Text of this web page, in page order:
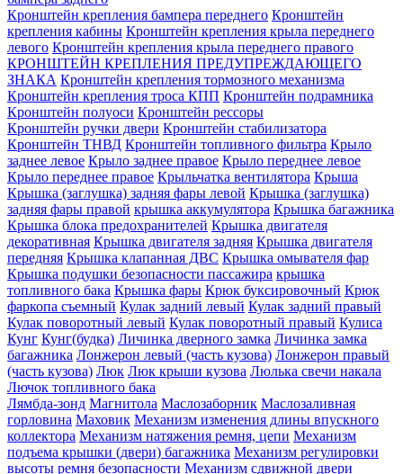
Кронштейн крепления бампера переднего Кронштейн
крепления кабины Кронштейн крепления крыла переднего
левого Кронштейн крепления крыла переднего правого
КРОНШТЕЙН КРЕПЛЕНИЯ ПРЕДУПРЕЖДАЮЩЕГО
ЗНАКА Кронштейн крепления тормозного механизма
Кронштейн крепления троса КПП Кронштейн подрамника
Кронштейн полуоси Кронштейн рессоры
Кронштейн ручки двери Кронштейн стабилизатора
Кронштейн ТНВД Кронштейн топливного фильтра Крыло
заднее левое Крыло заднее правое Крыло переднее левое
Крыло переднее правое Крыльчатка вентилятора Крыша
Крышка (заглушка) задняя фары левой Крышка (заглушка)
задняя фары правой крышка аккумулятора Крышка багажника
Крышка блока предохранителей Крышка двигателя
декоративная Крышка двигателя задняя Крышка двигателя
передняя Крышка клапанная ДВС Крышка омывателя фар
Крышка подушки безопасности пассажира крышка
топливного бака Крышка фары Крюк буксировочный Крюк
фаркопа съемный Кулак задний левый Кулак задний правый
Кулак поворотный левый Кулак поворотный правый Кулиса
Кунг Кунг(будка) Личинка дверного замка Личинка замка
багажника Лонжерон левый (часть кузова) Лонжерон правый
(часть кузова) Люк Люк крыши кузова Люлька свечи накала
Лючок топливного бака
Лямбда-зонд Магнитола Маслозаборник Маслозаливная
горловина Маховик Механизм изменения длины впускного
коллектора Механизм натяжения ремня, цепи Механизм
подъема крышки (двери) багажника Механизм регулировки
высоты ремня безопасности Механизм сдвижной двери